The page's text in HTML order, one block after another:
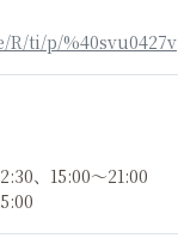
ti/p/%40svu0427v
、15:00～21:00